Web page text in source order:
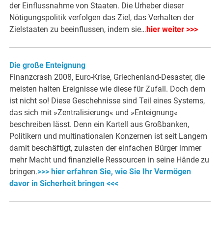
der Einflussnahme von Staaten. Die Urheber dieser
Nötigungspolitik verfolgen das Ziel, das Verhalten der
Zielstaaten zu beeinflussen, indem sie… hier weiter >>>
Die große Enteignung
Finanzcrash 2008, Euro-Krise, Griechenland-Desaster, die
meisten halten Ereignisse wie diese für Zufall. Doch dem
ist nicht so! Diese Geschehnisse sind Teil eines Systems,
das sich mit »Zentralisierung« und »Enteignung«
beschreiben lässt. Denn ein Kartell aus Großbanken,
Politikern und multinationalen Konzernen ist seit Langem
damit beschäftigt, zulasten der einfachen Bürger immer
mehr Macht und finanzielle Ressourcen in seine Hände zu
bringen.>>> hier erfahren Sie, wie Sie Ihr Vermögen
davor in Sicherheit bringen <<<